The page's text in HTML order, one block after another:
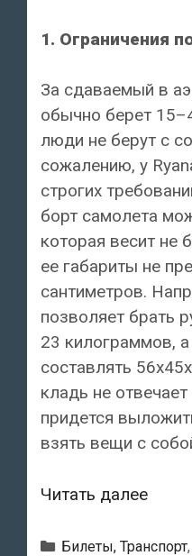
1. Ограничения
За сдаваемый в
обычно берет
люди не берут с
сожалению, у
строгих
борт самолета
которая весит не
ее габариты не
сантиметров.
позволяет брать
23 килограммов,
составлять
кладь не
придется
взять вещи с
Читать далее10
Рубрики
Билеты, Транспорт,